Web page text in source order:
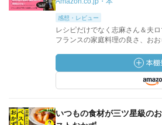
感想・レビュー
レシピだけでなく志麻さん＆夫
フランスの家庭料理の良さ、おお
いつもの食材が三ツ星級の